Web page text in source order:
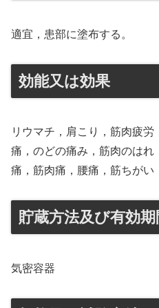
適宜，患部に塗布する。
効能又は効果
リウマチ，肩こり，筋肉疲
痛，のどの痛み，筋肉のは
痛，筋肉痛，腰痛，筋ちがい
貯蔵方法及び有効期
気密容器